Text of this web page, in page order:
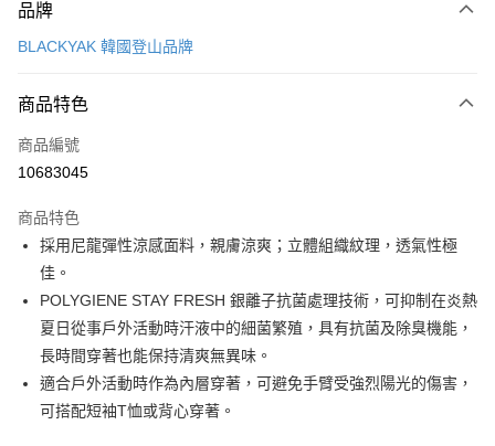
信用卡一次付款
LINE Pay
Apple Pay
悠遊付
Google Pay
全盈+PAY
AFTEE先享後付
相關說明
【關於「AFTEE先享後付」】
AFTEE先享後付是「在收到商品之後才付款」的支付方式。 讓您購物簡單
ATM付款
品牌
BLACKYAK 韓國登山品牌
商品特色
商品編號
10683045
商品特色
採用尼龍彈性涼感面料，親膚涼爽；立體組織紋理，透氣性極
佳。
POLYGIENE STAY FRESH 銀離子抗菌處理技術，可抑制在炎熱
夏日從事戶外活動時汗液中的細菌繁殖，具有抗菌及除臭機能，
長時間穿著也能保持清爽無異味。
適合戶外活動時作為內層穿著，可避免手臂受強烈陽光的傷害，
可搭配短袖T恤或背心穿著。